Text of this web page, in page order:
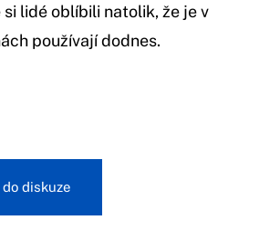
lidé oblíbili natolik, že je v
používají dodnes.
diskuze